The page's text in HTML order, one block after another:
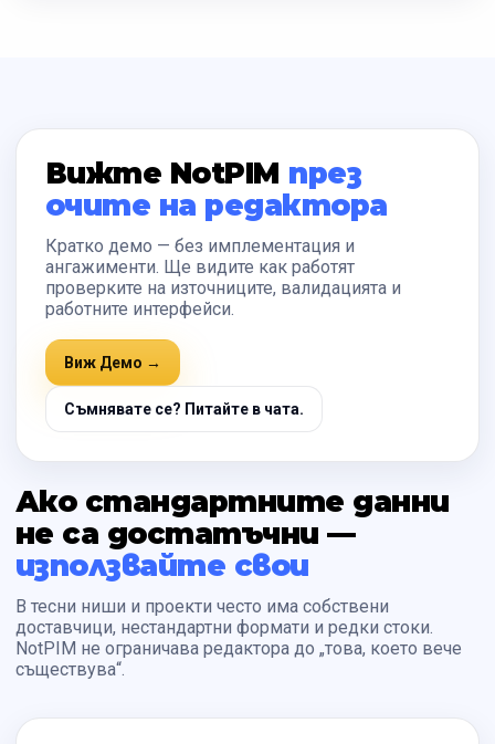
Вижте NotPIM през
очите на редактора
Кратко демо — без имплементация и
ангажименти. Ще видите как работят
проверките на източниците, валидацията и
работните интерфейси.
Виж Демо →
Съмнявате се? Питайте в чата.
Ако стандартните данни
не са достатъчни —
използвайте свои
В тесни ниши и проекти често има собствени
доставчици, нестандартни формати и редки стоки.
NotPIM не ограничава редактора до „това, което вече
съществува“.